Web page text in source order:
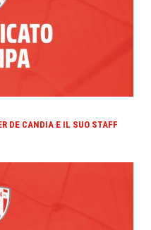
DE CANDIA E IL SUO STAFF